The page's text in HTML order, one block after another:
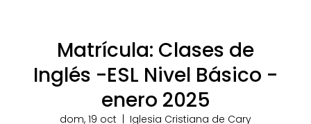
Matrícula: Clases de
Inglés -ESL Nivel Básico -
enero 2025
dom, 19 oct
Iglesia Cristiana de Cary